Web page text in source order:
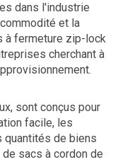
dans l'industrie
et la
à fermeture zip-lock
cherchant à
sont conçus pour
facile, les
quantités de biens
sacs à cordon de